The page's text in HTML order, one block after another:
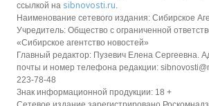
ссылкой на sibnovosti.ru.
Наименование сетевого издания: Сибирское
Учредитель: Общество с ограниченной
«Сибирское агентство новостей»
Главный редактор: Пузевич Елена Сергеевна.
почты и номер телефона редакции:
223-78-48
Знак информационной продукции: 18 +